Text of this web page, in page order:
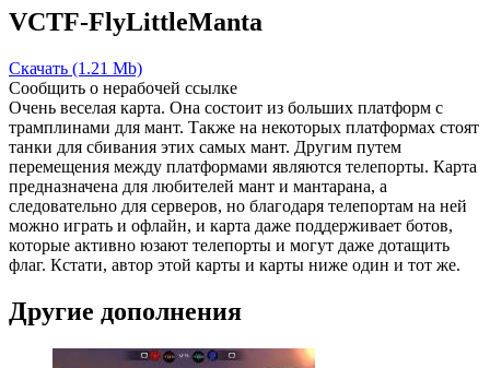
VCTF-FlyLittleManta
Скачать (1.21 Mb)
Сообщить о нерабочей ссылке
Очень веселая карта. Она состоит из больших платформ с
трамплинами для мант. Также на некоторых платформах стоят
танки для сбивания этих самых мант. Другим путем
перемещения между платформами являются телепорты. Карта
предназначена для любителей мант и мантарана, а
следовательно для серверов, но благодаря телепортам на ней
можно играть и офлайн, и карта даже поддерживает ботов,
которые активно юзают телепорты и могут даже дотащить
флаг. Кстати, автор этой карты и карты ниже один и тот же.
Другие дополнения